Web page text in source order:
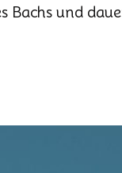
Bachs und